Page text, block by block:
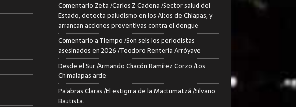
Comentario Zeta /Carlos Z Cadena /Sector salud del
Estado, detecta paludismo en los Altos de Chiapas, y
arrancan acciones preventivas contra el dengue
Comentario a Tiempo /Son seis los periodistas
asesinados en 2026 /Teodoro Rentería Arróyave
Desde el Sur /Armando Chacón Ramírez Corzo /Los
Chimalapas arde
Palabras Claras /El estigma de la Mactumatzá /Silvano
Bautista.